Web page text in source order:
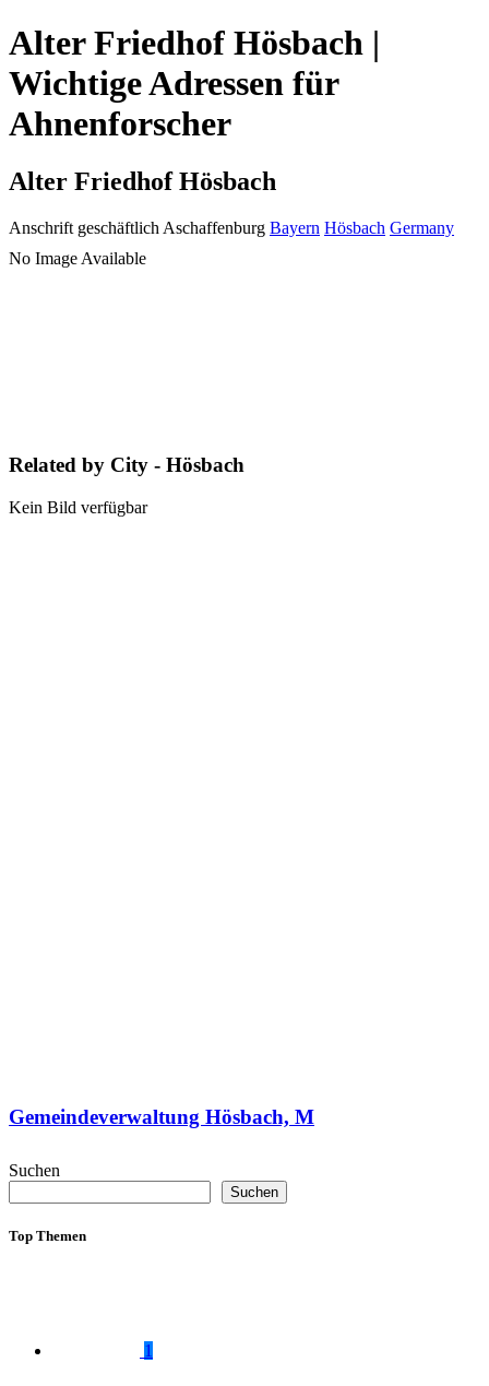
Alter Friedhof Hösbach |
Wichtige Adressen für
Ahnenforscher
Alter Friedhof Hösbach
Anschrift geschäftlich Aschaffenburg Bayern Hösbach Germany
No Image Available
Related by City - Hösbach
Kein Bild verfügbar
Gemeindeverwaltung Hösbach, M
Suchen
Suchen
Top Themen
1